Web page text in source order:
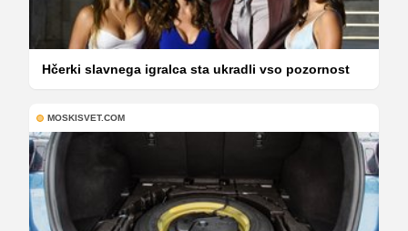
Hčerki slavnega igralca sta ukradli vso pozornost
MOSKISVET.COM